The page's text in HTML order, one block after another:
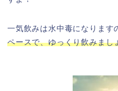
一気飲みは水中毒になります
ペースで、ゆっくり飲みまし